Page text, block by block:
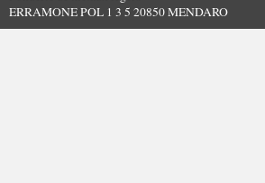
ERRAMONE POL 1 3 5 20850 MENDARO